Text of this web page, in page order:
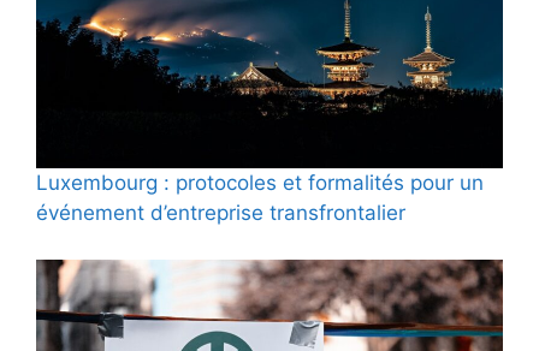
Luxembourg : protocoles et formalités pour un
événement d’entreprise transfrontalier